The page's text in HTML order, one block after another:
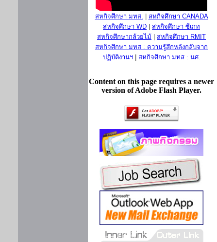
สหกิจศึกษา มทส.
สหกิจศึกษา CANADA
สหกิจศึกษา WD
สหกิจศึกษา ซีเกท
สหกิจศึกษากล้วยไม้
สหกิจศึกษา RMIT
สหกิจศึกษา มทส : ความรู้สึกหลังกลับจาก
ปฏิบัติงานฯ| สหกิจศึกษา มทส : นศ.
Content on this page requires a newer
version of Adobe Flash Player.